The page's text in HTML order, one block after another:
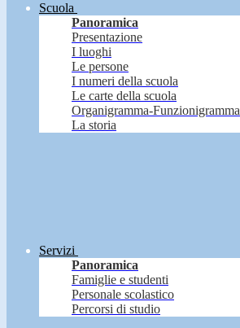
Scuola
Panoramica
Presentazione
I luoghi
Le persone
I numeri della scuola
Le carte della scuola
Organigramma-Funzionigramma
La storia
Servizi
Panoramica
Famiglie e studenti
Personale scolastico
Percorsi di studio